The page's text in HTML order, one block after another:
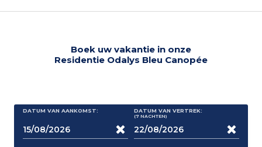
Boek uw vakantie in onze
Residentie Odalys Bleu Canopée
DATUM VAN AANKOMST: DATUM VAN VERTREK:
(7 NACHTEN)